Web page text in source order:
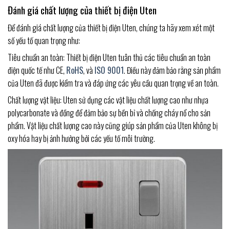
Đánh giá chất lượng của thiết bị điện Uten
Để đánh giá chất lượng của thiết bị điện Uten, chúng ta hãy xem xét một
số yếu tố quan trọng như:
Tiêu chuẩn an toàn: Thiết bị điện Uten tuân thủ các tiêu chuẩn an toàn
điện quốc tế như CE, RoHS, và ISO 9001. Điều này đảm bảo rằng sản phẩm
của Uten đã được kiểm tra và đáp ứng các yêu cầu quan trọng về an toàn.
Chất lượng vật liệu: Uten sử dụng các vật liệu chất lượng cao như nhựa
polycarbonate và đồng để đảm bảo sự bền bỉ và chống cháy nổ cho sản
phẩm. Vật liệu chất lượng cao này cũng giúp sản phẩm của Uten không bị
oxy hóa hay bị ảnh hưởng bởi các yếu tố môi trường.